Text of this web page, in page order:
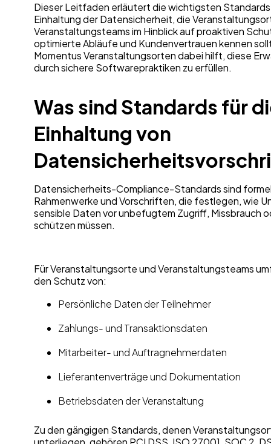
Dieser Leitfaden erläutert die wichtigsten Standards
Einhaltung der Datensicherheit, die
Veranstaltungsteams im Hinblick auf proaktiven
optimierte Abläufe und Kundenvertrauen kennen
Momentus Veranstaltungsorten dabei hilft, diese
durch sichere Softwarepraktiken zu erfüllen.
Was sind Standards für
Einhaltung von
Datensicherheits-Compliance-Standards sind
Rahmenwerke und Vorschriften, die festlegen, wie
sensible Daten vor unbefugtem Zugriff, Missbrauch
schützen müssen.
Für Veranstaltungsorte und Veranstaltungsteams
den Schutz von:
Persönliche Daten der Teilnehmer
Zahlungs- und Transaktionsdaten
Mitarbeiter- und Auftragnehmerdaten
Lieferantenverträge und Dokumentation
Betriebsdaten der Veranstaltung
Zu den gängigen Standards, denen